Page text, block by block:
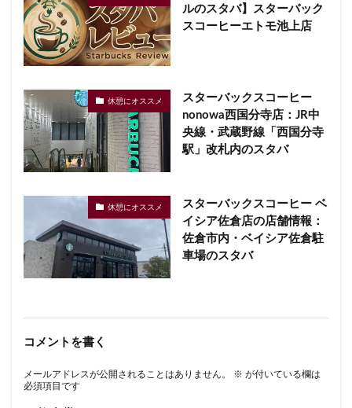
ルのスタバ】スターバック
スコーヒーエトモ池上店
休憩にオススメ
スターバックスコーヒー
nonowa西国分寺店：JR中
央線・武蔵野線「西国分寺
駅」改札内のスタバ
休憩にオススメ
スターバックスコーヒー ベ
イシア佐倉店の店舗情報：
佐倉市内・ベイシア佐倉駐
車場のスタバ
コメントを書く
メールアドレスが公開されることはありません。 ※ が付いている欄は
必須項目です